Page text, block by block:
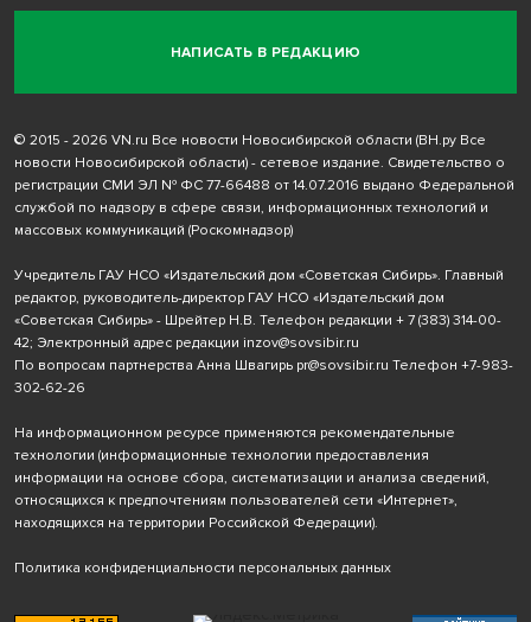
НАПИСАТЬ В РЕДАКЦИЮ
© 2015 - 2026 VN.ru Все новости Новосибирской области (ВН.ру Все
новости Новосибирской области) - сетевое издание. Свидетельство о
регистрации СМИ ЭЛ № ФС 77-66488 от 14.07.2016 выдано Федеральной
службой по надзору в сфере связи, информационных технологий и
массовых коммуникаций (Роскомнадзор)
Учредитель ГАУ НСО «Издательский дом «Советская Сибирь». Главный
редактор, руководитель-директор ГАУ НСО «Издательский дом
«Советская Сибирь» - Шрейтер Н.В. Телефон редакции + 7 (383) 314-00-
42; Электронный адрес редакции inzov@sovsibir.ru
По вопросам партнерства Анна Швагирь pr@sovsibir.ru Телефон +7-983-
302-62-26
На информационном ресурсе применяются рекомендательные
технологии (информационные технологии предоставления
информации на основе сбора, систематизации и анализа сведений,
относящихся к предпочтениям пользователей сети «Интернет»,
находящихся на территории Российской Федерации).
Политика конфиденциальности персональных данных